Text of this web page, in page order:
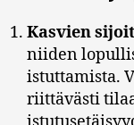
Kasvien
niiden
istuttamista.
riittävästi